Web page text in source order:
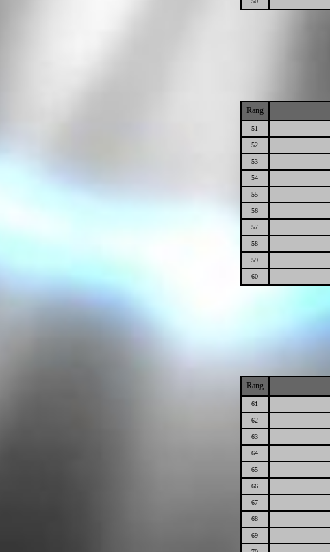
Rang
51
52
53
54
55
56
57
58
59
60
Rang
61
62
63
64
65
66
67
68
69